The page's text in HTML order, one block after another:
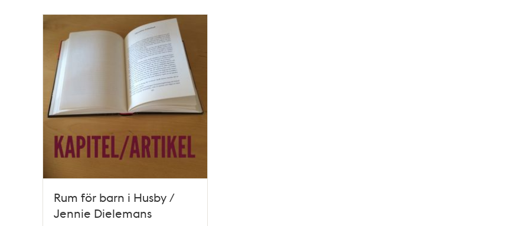
Rum för barn i Husby /
Jennie Dielemans